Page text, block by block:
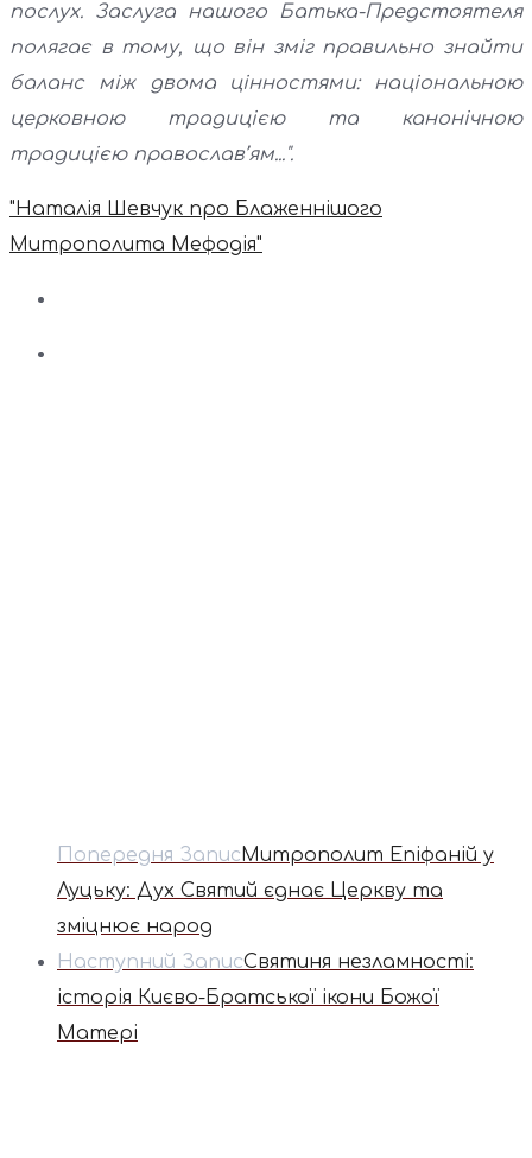
послух. Заслуга нашого Батька-Предстоятеля
полягає в тому, що він зміг правильно знайти
баланс між двома цінностями: національною
церковною традицією та канонічною
традицією православ’ям...".
"Наталія Шевчук про Блаженнішого
Митрополита Мефодія"
Попередня ЗаписМитрополит Епіфаній у
Луцьку: Дух Святий єднає Церкву та
зміцнює народ
Наступний ЗаписСвятиня незламності:
історія Києво-Братської ікони Божої
Матері